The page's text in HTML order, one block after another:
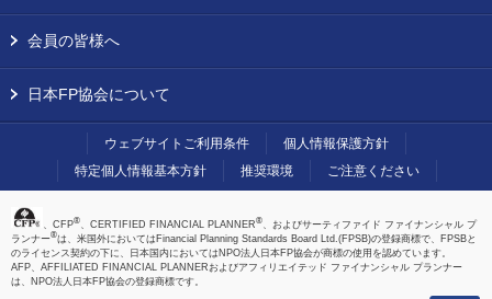
会員の皆様へ
日本FP協会について
ウェブサイトご利用条件
個人情報保護方針
特定個人情報基本方針
推奨環境 ご注意ください
、CFP®、CERTIFIED FINANCIAL PLANNER®、およびサーティファイド ファイナンシャル プ
ランナー®は、米国外においてはFinancial Planning Standards Board Ltd.(FPSB)の登録商標で、FPSBと
のライセンス契約の下に、日本国内においてはNPO法人日本FP協会が商標の使用を認めています。
AFP、AFFILIATED FINANCIAL PLANNERおよびアフィリエイテッド ファイナンシャル プランナー
は、NPO法人日本FP協会の登録商標です。